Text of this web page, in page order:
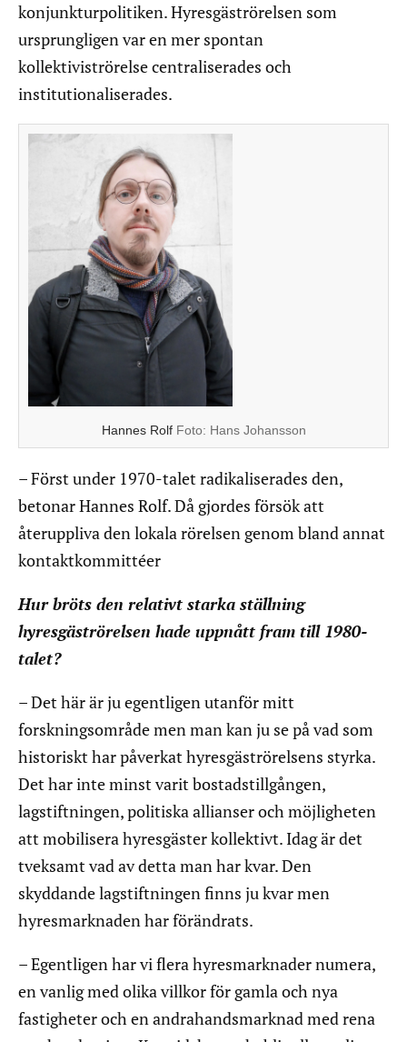
konjunkturpolitiken. Hyresgäströrelsen som
ursprungligen var en mer spontan
kollektiviströrelse centraliserades och
institutionaliserades.
Hannes Rolf Foto: Hans Johansson
– Först under 1970-talet radikaliserades den,
betonar Hannes Rolf. Då gjordes försök att
återuppliva den lokala rörelsen genom bland annat
kontaktkommittéer
Hur bröts den relativt starka ställning
hyresgäströrelsen hade uppnått fram till 1980-
talet?
– Det här är ju egentligen utanför mitt
forskningsområde men man kan ju se på vad som
historiskt har påverkat hyresgäströrelsens styrka.
Det har inte minst varit bostadstillgången,
lagstiftningen, politiska allianser och möjligheten
att mobilisera hyresgäster kollektivt. Idag är det
tveksamt vad av detta man har kvar. Den
skyddande lagstiftningen finns ju kvar men
hyresmarknaden har förändrats.
– Egentligen har vi flera hyresmarknader numera,
en vanlig med olika villkor för gamla och nya
fastigheter och en andrahandsmarknad med rena